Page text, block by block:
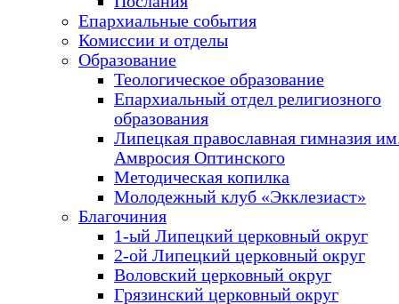
Епархиальные события
Комиссии и отделы
Образование
Теологическое образование
Епархиальный отдел религиозного
образования
Липецкая православная гимназия
Амвросия Оптинского
Методическая копилка
Молодежный клуб «Экклезиаст»
Благочиния
1-ый Липецкий церковный округ
2-ой Липецкий церковный округ
Воловский церковный округ
Грязинский церковный округ